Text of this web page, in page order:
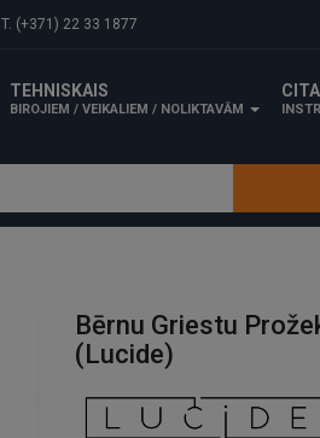
T. (+371) 22 33 1877
TEHNISKAIS
BIROJIEM / VEIKALIEM / NOLIKTAVĀM
Bērnu Griestu
(Lucide)